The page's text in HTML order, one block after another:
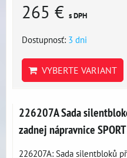
265 € s DPH
Dostupnosť: 3 dni
VYBERTE VARIANT
226207A Sada
zadnej nápravnice
226207A: Sada silentbloků